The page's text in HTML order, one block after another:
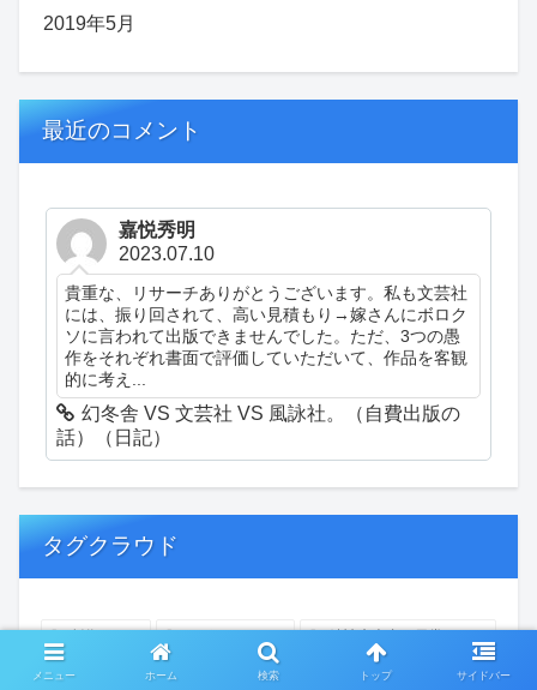
2019年5月
最近のコメント
嘉悦秀明
2023.07.10
貴重な、リサーチありがとうございます。私も文芸社
には、振り回されて、高い見積もり→嫁さんにボロク
ソに言われて出版できませんでした。ただ、3つの愚
作をそれぞれ書面で評価していただいて、作品を客観
的に考え...
幻冬舎 VS 文芸社 VS 風詠社。（自費出版の
話）（日記）
タグクラウド
創作 おぎゃあ 精神病患者の日常
ちょっと頭冷やそうか 一回休み ついカッとなった
メニュー ホーム 検索 トップ サイドバー